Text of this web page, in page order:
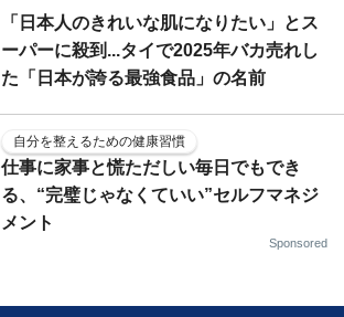
「日本人のきれいな肌になりたい」とス
ーパーに殺到...タイで2025年バカ売れし
た「日本が誇る最強食品」の名前
自分を整えるための健康習慣
仕事に家事と慌ただしい毎日でもでき
る、“完璧じゃなくていい”セルフマネジ
メント
Sponsored